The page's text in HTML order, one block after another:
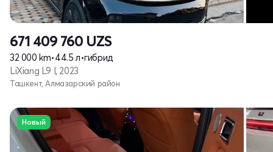
671 409 760 UZS
32 000 km•44.5 л•гибрид
LiXiang L9 I, 2023
Ташкент, Алмазарский район
Новый